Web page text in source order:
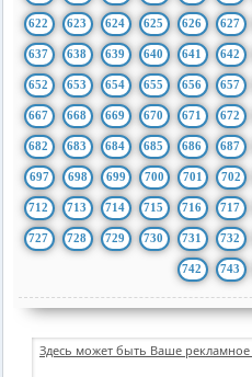
622 623 624 625 626 627
637 638 639 640 641 642
652 653 654 655 656 657
667 668 669 670 671 672
682 683 684 685 686 687
697 698 699 700 701 702
712 713 714 715 716 717
727 728 729 730 731 732
742 743
Здесь может быть Ваше